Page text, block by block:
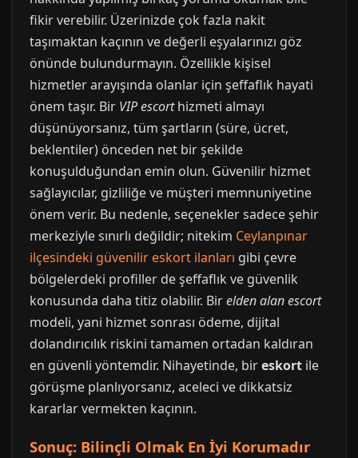
fikir verebilir. Üzerinizde çok fazla nakit
taşımaktan kaçının ve değerli eşyalarınızı göz
önünde bulundurmayın. Özellikle kişisel
hizmetler arayışında olanlar için şeffaflık hayati
önem taşır. Bir VIP escorthizmeti almayı
düşünüyorsanız, tüm şartların (süre, ücret,
beklentiler) önceden net bir şekilde
konuşulduğundan emin olun. Güvenilir hizmet
sağlayıcılar, gizliliğe ve müşteri memnuniyetine
önem verir. Bu nedenle, seçenekler sadece şehir
merkeziyle sınırlı değildir; nitekim Ceylanpınar
ilçesindeki güvenilir eskort ilanları gibi çevre
bölgelerdeki profiller de şeffaflık ve güvenlik
konusunda daha titiz olabilir. Birelden alan escort
modeli, yani hizmet sonrası ödeme, dijital
dolandırıcılık riskini tamamen ortadan kaldıran
en güvenli yöntemdir. Nihayetinde, bireskort ile
görüşme planlıyorsanız, aceleci ve dikkatsiz
kararlar vermekten kaçının.
Sonuç: Bilinçli Olmak En İyi Korumadır